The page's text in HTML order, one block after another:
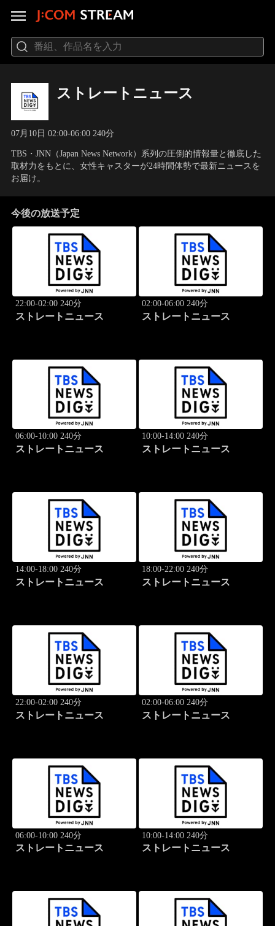
ストレートニュース
07月10日 02:00-06:00 240分
TBS・JNN（Japan News Network）系列の圧倒的情報量と徹底した
取材力をもとに、女性キャスターが24時間体勢で最新ニュースを
お届け。
今後の放送予定
22:00-02:00 240分
ストレートニュース
02:00-06:00 240分
ストレートニュース
06:00-10:00 240分
ストレートニュース
10:00-14:00 240分
ストレートニュース
14:00-18:00 240分
ストレートニュース
18:00-22:00 240分
ストレートニュース
22:00-02:00 240分
ストレートニュース
02:00-06:00 240分
ストレートニュース
06:00-10:00 240分
ストレートニュース
10:00-14:00 240分
ストレートニュース